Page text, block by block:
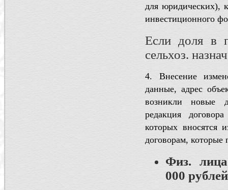
для юридических),
инвестиционного
Если доля в
сельхоз.
4. Внесение
данные, адрес
возникли новые
редакция
которых вносятся
договорам, которые
Физ.
000